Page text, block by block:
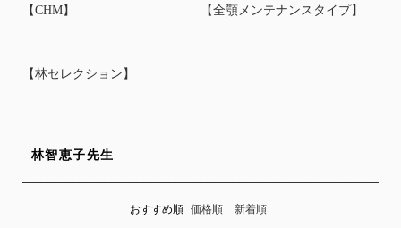
【CHM】 【全顎メンテナンスタイプ】
【林セレクション】
林智恵子先生
おすすめ順 価格順 新着順